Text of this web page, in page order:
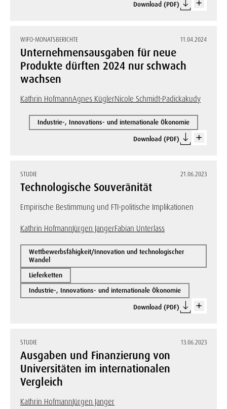
Download (PDF)
WIFO-MONATSBERICHTE 11.04.2024
Unternehmensausgaben für neue
Produkte dürften 2024 nur schwach
wachsen
Kathrin HofmannAgnes KüglerNicole Schmidt-Padickakudy
Industrie-, Innovations- und internationale Ökonomie
Download (PDF)
STUDIE 21.06.2023
Technologische Souveränität
Empirische Bestimmung und FTI-politische Implikationen
Kathrin HofmannJürgen JangerFabian Unterlass
Wettbewerbsfähigkeit/Innovation und technologischer
Wandel
Lieferketten
Industrie-, Innovations- und internationale Ökonomie
Download (PDF)
STUDIE 13.06.2023
Ausgaben und Finanzierung von
Universitäten im internationalen
Vergleich
Kathrin HofmannJürgen Janger